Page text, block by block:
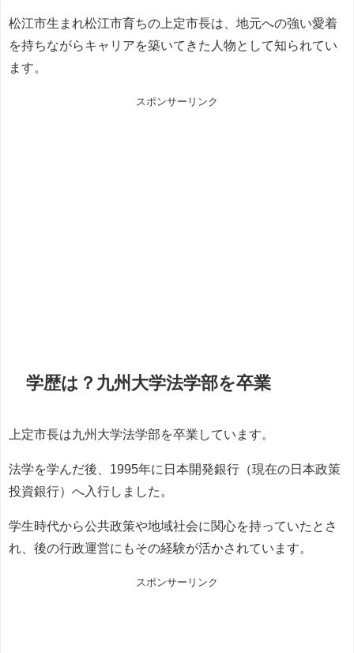
松江市生まれ松江市育ちの上定市長は、地元への強い愛着
を持ちながらキャリアを築いてきた人物として知られてい
ます。
スポンサーリンク
学歴は？九州大学法学部を卒業
上定市長は九州大学法学部を卒業しています。
法学を学んだ後、1995年に日本開発銀行（現在の日本政策
投資銀行）へ入行しました。
学生時代から公共政策や地域社会に関心を持っていたとさ
れ、後の行政運営にもその経験が活かされています。
スポンサーリンク